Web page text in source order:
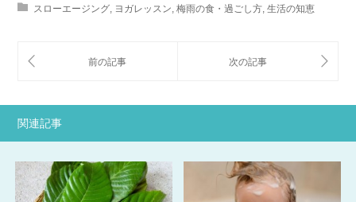
スローエージング ヨガレッスン 梅雨の食・過ごし方 生活の知恵
関連記事